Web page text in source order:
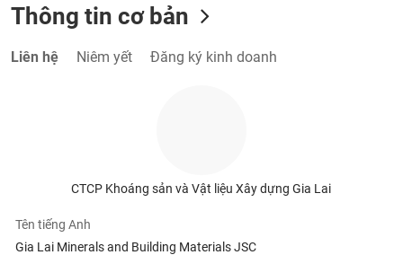
Thông tin cơ bản
Liên hệ Niêm yết Đăng ký kinh doanh
CTCP Khoáng sản và Vật liệu Xây dựng Gia Lai
Tên tiếng Anh
Gia Lai Minerals and Building Materials JSC
ngữ
(-)